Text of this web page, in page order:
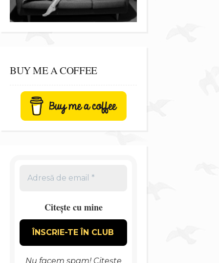
BUY ME A COFFEE
Citește cu mine
Nu facem spam! Citește